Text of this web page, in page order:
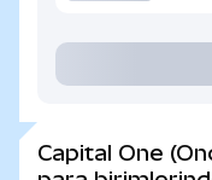
Capital One